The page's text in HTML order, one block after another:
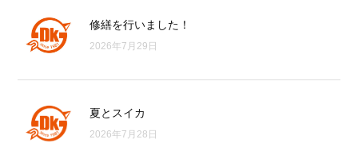
修繕を行いました！
2026年7月29日
夏とスイカ
2026年7月28日